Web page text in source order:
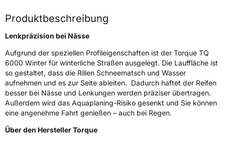
Höchstlast730/690 kg
Gewicht (in kg)
6,23 kg
Generelle Merkmale
FahrzeugtypTransporter
VerwendungWinterreifen
ModellnameTQ 6000 Winter
Fahrzeugart
Transporter
Produktbeschreibung
Lenkpräzision bei Nässe
Aufgrund der speziellen Profileigenschaften ist der Torque TQ
6000 Winter für winterliche Straßen ausgelegt. Die Lauffläche ist
so gestaltet, dass die Rillen Schneematsch und Wasser
aufnehmen und es zur Seite ableiten. Dadurch haftet der Reifen
besser bei Nässe und Lenkungen werden präziser übertragen.
Außerdem wird das Aquaplaning-Risiko gesenkt und Sie können
eine angenehme Fahrt genießen – auch bei Regen.
Über den Hersteller Torque